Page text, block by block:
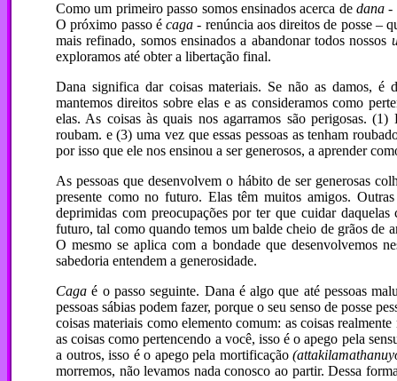
Como um primeiro passo somos ensinados acerca dedana -
O próximo passo écaga - renúncia aos direitos de posse –
mais refinado, somos ensinados a abandonar todos nossos
exploramos até obter a libertação final.
Dana significa dar coisas materiais. Se não as damos, é
mantemos direitos sobre elas e as consideramos como
elas. As coisas às quais nos agarramos são perigosas.
roubam. e (3) uma vez que essas pessoas as tenham
por isso que ele nos ensinou a ser generosos, a aprender
As pessoas que desenvolvem o hábito de ser generosas
presente como no futuro. Elas têm muitos amigos.
deprimidas com preocupações por ter que cuidar
futuro, tal como quando temos um balde cheio de grãos de
O mesmo se aplica com a bondade que desenvolvemos
sabedoria entendem a generosidade.
Caga é o passo seguinte. Dana é algo que até pessoas
pessoas sábias podem fazer, porque o seu senso de posse
coisas materiais como elemento comum: as coisas
as coisas como pertencendo a você, isso é o apego pela
a outros, isso é o apego pela mortificação
morremos, não levamos nada conosco ao partir. Dessa